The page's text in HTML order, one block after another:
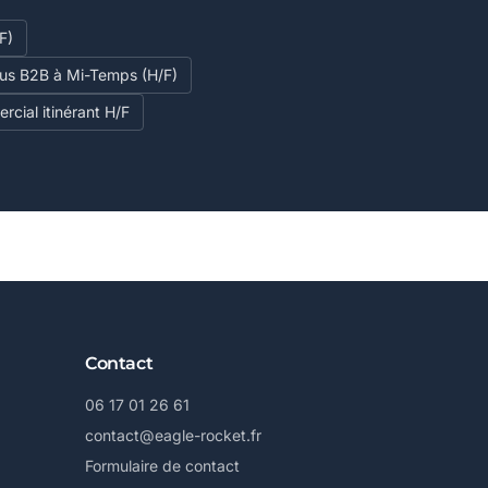
B2B à Mi-Temps (H/F)
itinérant H/F
Contact
06 17 01 26 61
contact@eagle-rocket.fr
Formulaire de contact